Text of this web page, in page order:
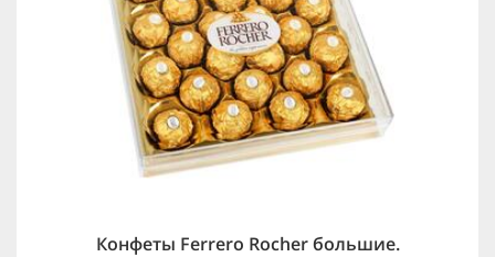
Конфеты Ferrero Rocher большие.